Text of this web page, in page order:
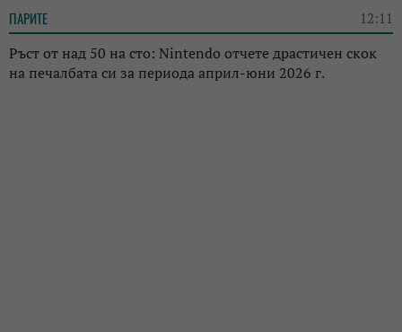
ПАРИТЕ 12:11
Ръст от над 50 на сто: Nintendo отчете драстичен скок
на печалбата си за периода април-юни 2026 г.